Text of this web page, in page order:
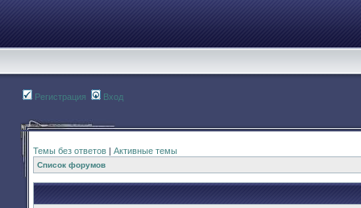
Регистрация Вход
Темы без ответов | Активные темы
Список форумов